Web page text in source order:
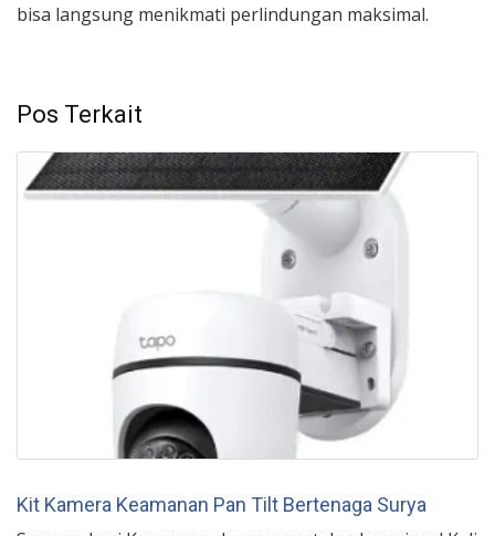
bisa langsung menikmati perlindungan maksimal.
Pos Terkait
Kit Kamera Keamanan Pan Tilt Bertenaga Surya